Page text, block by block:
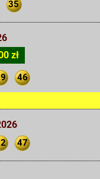
35
zł
46
47